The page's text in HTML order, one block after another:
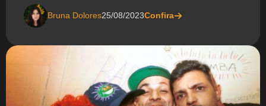
Bruna Dolores25/08/2023Confira